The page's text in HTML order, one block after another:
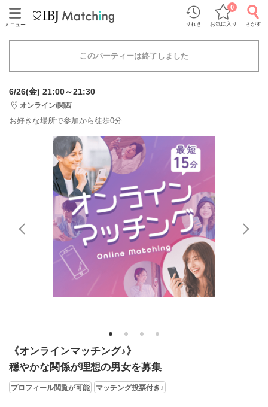
メニュー りれき お気に入り
0
さがす
このパーティーは終了しました
6/26(金) 21:00～21:30
オンライン/関西
お好きな場所で参加から徒歩0分
1 2 3 4
《オンラインマッチング♪》
穏やかな関係が理想の男女を募集
プロフィール閲覧が可能 マッチング投票付き♪